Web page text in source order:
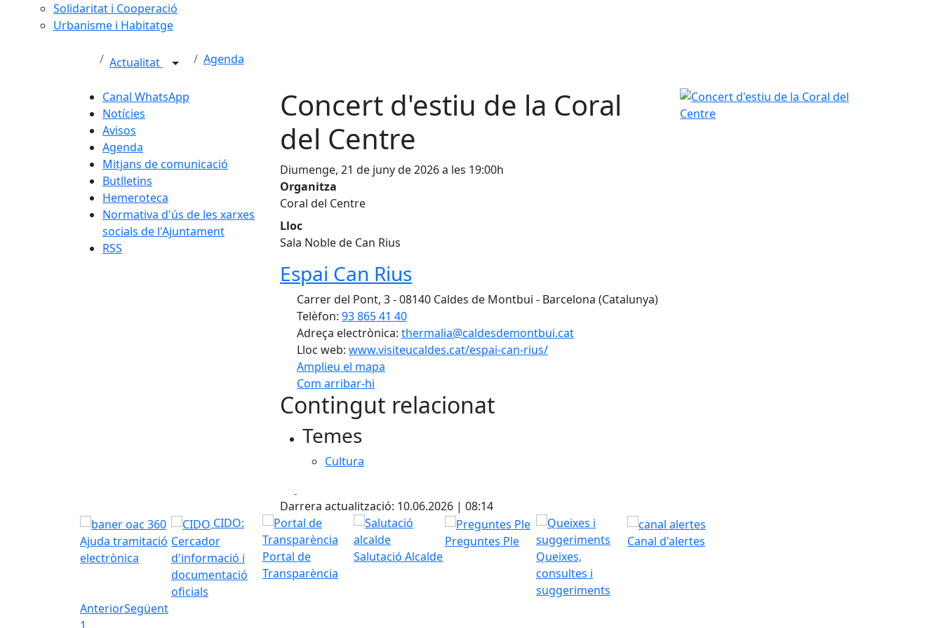
Solidaritat i Cooperació
Urbanisme i Habitatge
Actualitat Agenda
Canal WhatsApp
Notícies
Avisos
Agenda
Mitjans de comunicació
Butlletins
Hemeroteca
Normativa d'ús de les xarxes
socials de l'Ajuntament
RSS
Concert d'estiu de la Coral
del Centre
Diumenge, 21 de juny de 2026 a les 19:00h
Organitza
Coral del Centre
Lloc
Sala Noble de Can Rius
Espai Can Rius
Carrer del Pont, 3 - 08140 Caldes de Montbui - Barcelona (Catalunya)
Telèfon: 93 865 41 40
Adreça electrònica: thermalia@caldesdemontbui.cat
Lloc web: www.visiteucaldes.cat/espai-can-rius/
Amplieu el mapa
Com arribar-hi
+
−
Contingut relacionat
Temes
Cultura
Darrera actualització: 10.06.2026 | 08:14
Concert d'estiu de la Coral del Centre
Ajuda tramitació
electrònica
CIDO:
Cercador
d'informació i
documentació
oficials
Portal de
Transparència
Salutació Alcalde
Preguntes Ple
Queixes,
consultes i
suggeriments
Canal d'alertes
AnteriorSegüent